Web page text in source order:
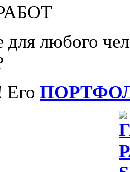
для любого
Его